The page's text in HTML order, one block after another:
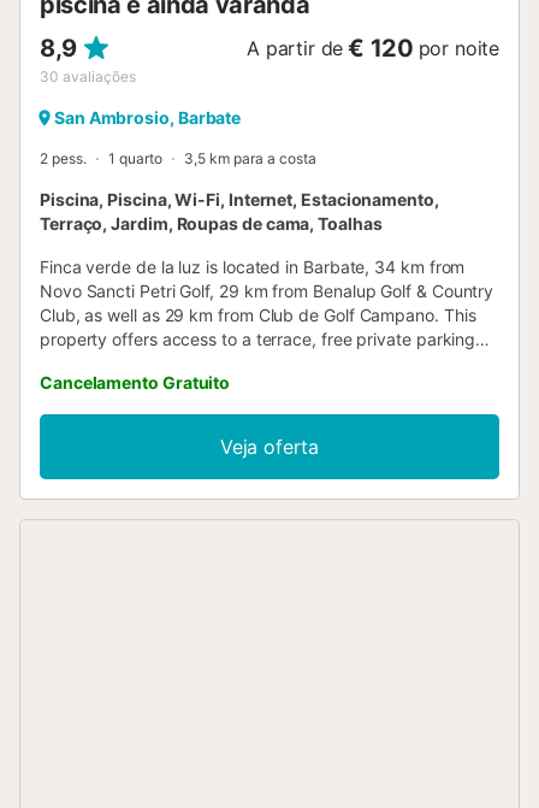
8,9
30 avaliações
A partir de € 120 por noite
San Ambrosio, Barbate
2 pess. 1 quarto 3,5 km para a costa
Piscina, Piscina, Wi-Fi, Internet, Estacionamento,
Terraço, Jardim, Roupas de cama, Toalhas
Finca verde de la luz is located in Barbate, 34 km from
Novo Sancti Petri Golf, 29 km from Benalup Golf & Country
Club, as well as 29 km from Club de Golf Campano. This
property offers access to a terrace, free private parking
Cancelamento Gratuito
Veja oferta